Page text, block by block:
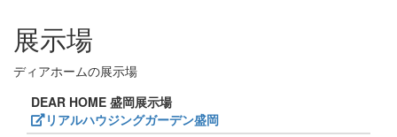
展示場
ディアホームの展示場
DEAR HOME 盛岡展示場
リアルハウジングガーデン盛岡